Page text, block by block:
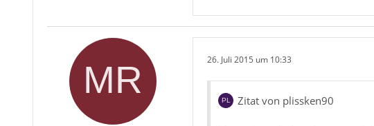
26. Juli 2015 um 10:33
Zitat von plissken90